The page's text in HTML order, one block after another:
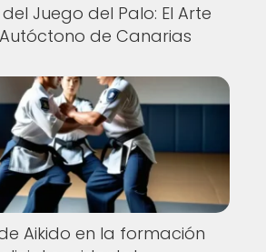
Juego del Palo: El Arte
de Canarias
Aikido en la formación